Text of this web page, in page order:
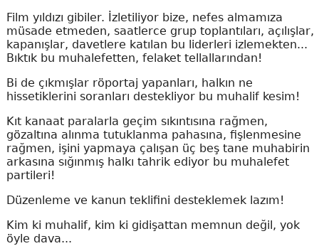
Film yıldızı gibiler. İzletiliyor bize, nefes almamıza
müsade etmeden, saatlerce grup toplantıları, açılışlar,
kapanışlar, davetlere katılan bu liderleri izlemekten...
Bıktık bu muhalefetten, felaket tellallarından!
Bi de çıkmışlar röportaj yapanları, halkın ne
hissetiklerini soranları destekliyor bu muhalif kesim!
Kıt kanaat paralarla geçim sıkıntısına rağmen,
gözaltına alınma tutuklanma pahasına, fişlenmesine
rağmen, işini yapmaya çalışan üç beş tane muhabirin
arkasına sığınmış halkı tahrik ediyor bu muhalefet
partileri!
Düzenleme ve kanun teklifini desteklemek lazım!
Kim ki muhalif, kim ki gidişattan memnun değil, yok
öyle dava...